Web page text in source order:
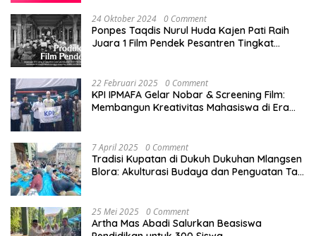
24 Oktober 2024 0 Comment
Ponpes Taqdis Nurul Huda Kajen Pati Raih
Juara 1 Film Pendek Pesantren Tingkat
22 Februari 2025 0 Comment
KPI IPMAFA Gelar Nobar & Screening Film:
Membangun Kreativitas Mahasiswa di Era
7 April 2025 0 Comment
Tradisi Kupatan di Dukuh Dukuhan Mlangsen
Blora: Akulturasi Budaya dan Penguatan Tali
25 Mei 2025 0 Comment
Artha Mas Abadi Salurkan Beasiswa